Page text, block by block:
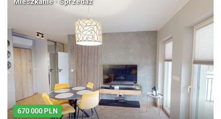
670 000 PLN